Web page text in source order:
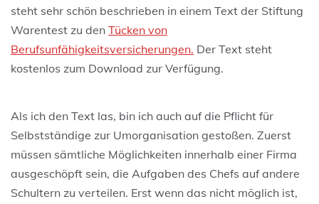
steht sehr schön beschrieben in einem Text der Stiftung
Warentest zu den Tücken von
Berufsunfähigkeitsversicherungen. Der Text steht
kostenlos zum Download zur Verfügung.
Als ich den Text las, bin ich auch auf die Pflicht für
Selbstständige zur Umorganisation gestoßen. Zuerst
müssen sämtliche Möglichkeiten innerhalb einer Firma
ausgeschöpft sein, die Aufgaben des Chefs auf andere
Schultern zu verteilen. Erst wenn das nicht möglich ist,